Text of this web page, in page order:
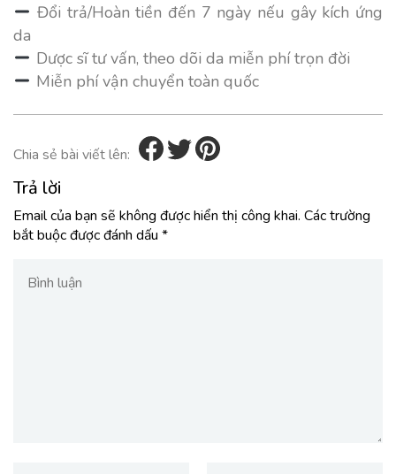
Đổi trả/Hoàn tiền đến 7 ngày nếu gây kích ứng
da
Dược sĩ tư vấn, theo dõi da miễn phí trọn đời
Miễn phí vận chuyển toàn quốc
Chia sẻ bài viết lên:
Trả lời
Email của bạn sẽ không được hiển thị công khai. Các trường
bắt buộc được đánh dấu *